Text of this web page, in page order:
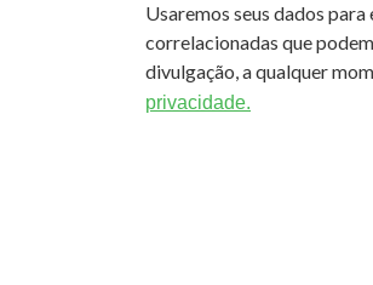
Usaremos seus dados
correlacionadas que
divulgação, a qualquer
privacidade.